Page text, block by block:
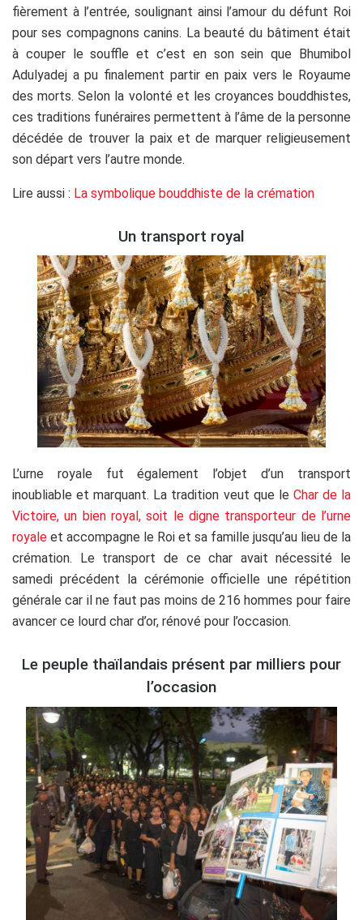
fièrement à l’entrée, soulignant ainsi l’amour du défunt Roi
pour ses compagnons canins. La beauté du bâtiment était
à couper le souffle et c’est en son sein que Bhumibol
Adulyadej a pu finalement partir en paix vers le Royaume
des morts. Selon la volonté et les croyances bouddhistes,
ces traditions funéraires permettent à l’âme de la personne
décédée de trouver la paix et de marquer religieusement
son départ vers l’autre monde.
Lire aussi : La symbolique bouddhiste de la crémation
Un transport royal
L’urne royale fut également l’objet d’un transport
inoubliable et marquant. La tradition veut que le Char de la
Victoire, un bien royal, soit le digne transporteur de l’urne
royale et accompagne le Roi et sa famille jusqu’au lieu de la
crémation. Le transport de ce char avait nécessité le
samedi précédent la cérémonie officielle une répétition
générale car il ne faut pas moins de 216 hommes pour faire
avancer ce lourd char d’or, rénové pour l’occasion.
Le peuple thaïlandais présent par milliers pour
l’occasion